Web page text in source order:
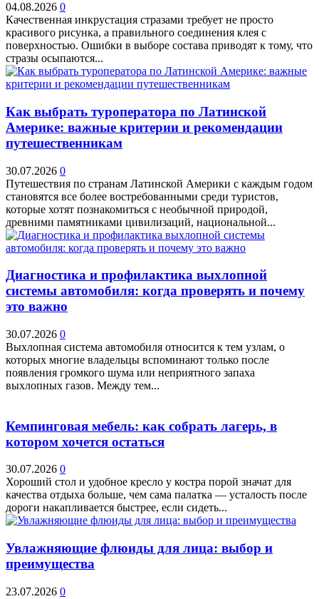
04.08.2026 0
Качественная инкрустация стразами требует не просто
красивого рисунка, а правильного соединения клея с
поверхностью. Ошибки в выборе состава приводят к тому, что
стразы осыпаются...
Как выбрать туроператора по Латинской
Америке: важные критерии и рекомендации
путешественникам
30.07.2026 0
Путешествия по странам Латинской Америки с каждым годом
становятся все более востребованными среди туристов,
которые хотят познакомиться с необычной природой,
древними памятниками цивилизаций, национальной...
Диагностика и профилактика выхлопной
системы автомобиля: когда проверять и почему
это важно
30.07.2026 0
Выхлопная система автомобиля относится к тем узлам, о
которых многие владельцы вспоминают только после
появления громкого шума или неприятного запаха
выхлопных газов. Между тем...
Кемпинговая мебель: как собрать лагерь, в
котором хочется остаться
30.07.2026 0
Хороший стол и удобное кресло у костра порой значат для
качества отдыха больше, чем сама палатка — усталость после
дороги накапливается быстрее, если сидеть...
Увлажняющие флюиды для лица: выбор и
преимущества
23.07.2026 0